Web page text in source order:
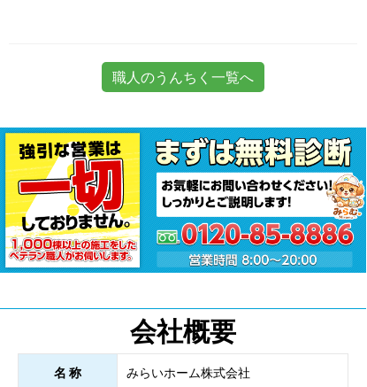
職人のうんちく一覧へ
会社概要
名 称 みらいホーム株式会社